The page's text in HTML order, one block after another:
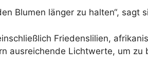
Blumen länger zu halten“, sagt
Friedenslilien,
ausreichende Lichtwerte, um zu